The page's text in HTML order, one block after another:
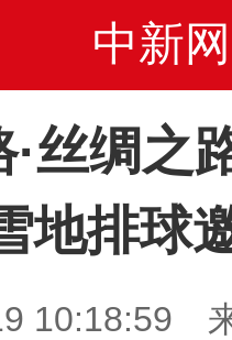
中新网
·丝绸之
地排球
10:18:59